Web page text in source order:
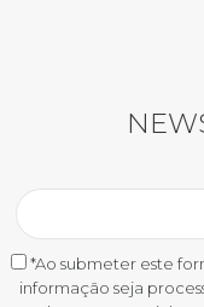
*Ao submeter este
informação seja